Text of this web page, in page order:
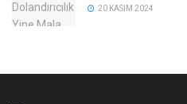
20 KASIM 2024